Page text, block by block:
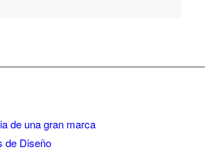
de una gran marca
de Diseño